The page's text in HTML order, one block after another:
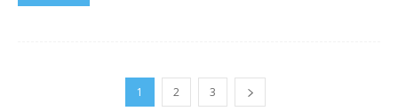
1 2 3